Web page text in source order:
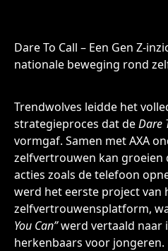
Dare To Call – Een Gen Z-
nationale beweging rond
Trendwolves leidde het
strategieproces dat deDare
vormgaf. Samen met AXA
zelfvertrouwen kan groeien
acties zoals de telefoon
werd het eerste project van
zelfvertrouwensplatform,
You Can”werd vertaald naar
herkenbaars voor jongeren.